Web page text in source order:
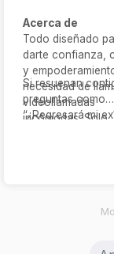
Acerca de
Todo diseñado
darte confianza,
y
necesidad de
videollamadas
incómodas. Solo
conexión real y
Si resuenan
preguntas como
“¿Regresará mi
“¿Cómo puedo
que deseo?”, es
Te espero para